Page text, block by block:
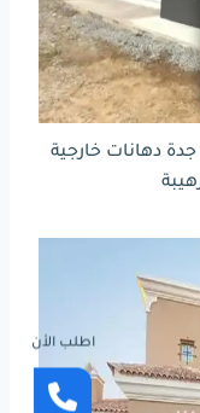
دهانات خارجية
اطلب الأن